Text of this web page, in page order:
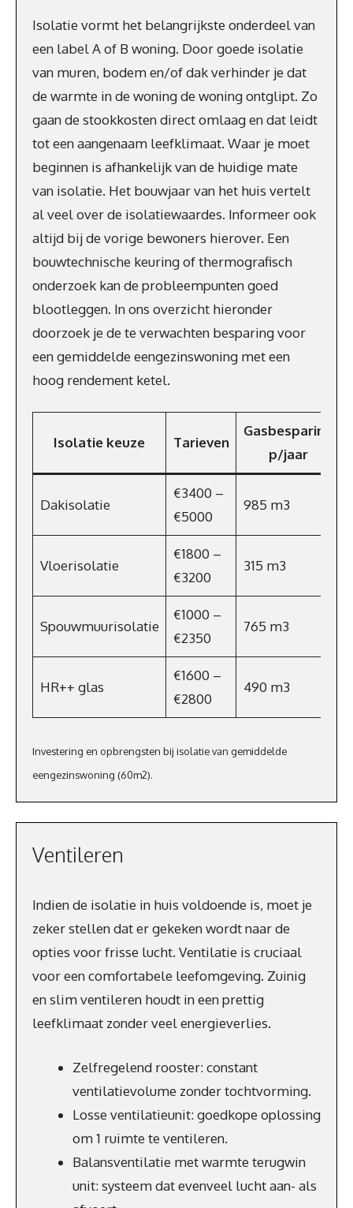
Isolatie vormt het belangrijkste onderdeel van
een label A of B woning. Door goede isolatie
van muren, bodem en/of dak verhinder je dat
de warmte in de woning de woning ontglipt. Zo
gaan de stookkosten direct omlaag en dat leidt
tot een aangenaam leefklimaat. Waar je moet
beginnen is afhankelijk van de huidige mate
van isolatie. Het bouwjaar van het huis vertelt
al veel over de isolatiewaardes. Informeer ook
altijd bij de vorige bewoners hierover. Een
bouwtechnische keuring of thermografisch
onderzoek kan de probleempunten goed
blootleggen. In ons overzicht hieronder
doorzoek je de te verwachten besparing voor
een gemiddelde eengezinswoning met een
hoog rendement ketel.
Isolatie keuze Tarieven
Gasbesparing
p/jaar
Dakisolatie
€3400 –
€5000
985 m3
Vloerisolatie
€1800 –
€3200
315 m3
Spouwmuurisolatie
€1000 –
€2350
765 m3
HR++ glas
€1600 –
€2800
490 m3
Investering en opbrengsten bij isolatie van gemiddelde
eengezinswoning (60m2).
Ventileren
Indien de isolatie in huis voldoende is, moet je
zeker stellen dat er gekeken wordt naar de
opties voor frisse lucht. Ventilatie is cruciaal
voor een comfortabele leefomgeving. Zuinig
en slim ventileren houdt in een prettig
leefklimaat zonder veel energieverlies.
Zelfregelend rooster: constant
ventilatievolume zonder tochtvorming.
Losse ventilatieunit: goedkope oplossing
om 1 ruimte te ventileren.
Balansventilatie met warmte terugwin
unit: systeem dat evenveel lucht aan- als